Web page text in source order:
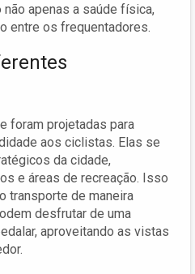
apenas a saúde física,
entre os frequentadores.
foram projetadas para
aos ciclistas. Elas se
da cidade,
e áreas de recreação. Isso
transporte de maneira
desfrutar de uma
aproveitando as vistas